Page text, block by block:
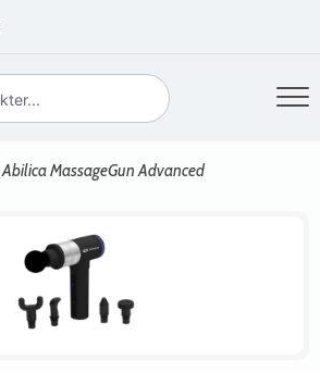
Abilica MassageGun Advanced